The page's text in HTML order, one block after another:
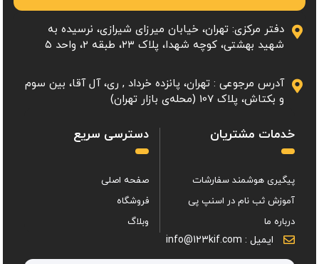
دفتر مرکزی: تهران، خیابان میرزای شیرازی، نرسیده به
شهید بهشتی، کوچه شهدا، پلاک ۲۳، طبقه 2، واحد ۵
آدرس مرجوعی : تهران، پانزده خرداد , ری، آل آقا، بین سوم
و بکتاش، پلاک 107 (محله‌ی بازار تهران)
خدمات مشتریان
پیگیری هوشمند سفارشات
آموزش ثب نام در اسنپ پی
درباره ما
دسترسی سریع
صفحه اصلی
فروشگاه
وبلاگ
ایمیل : info@123kif.com